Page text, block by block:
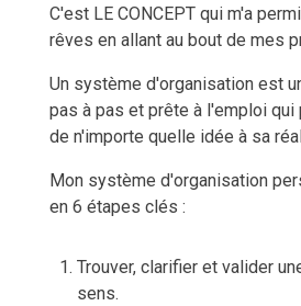
C'est LE CONCEPT qui m'a
rêves en allant au bout de mes
Un système d'organisation est
pas à pas et prête à l'emploi
de n'importe quelle idée à sa
Mon système d'organisation
en 6 étapes clés :
Trouver, clarifier et valider
sens.